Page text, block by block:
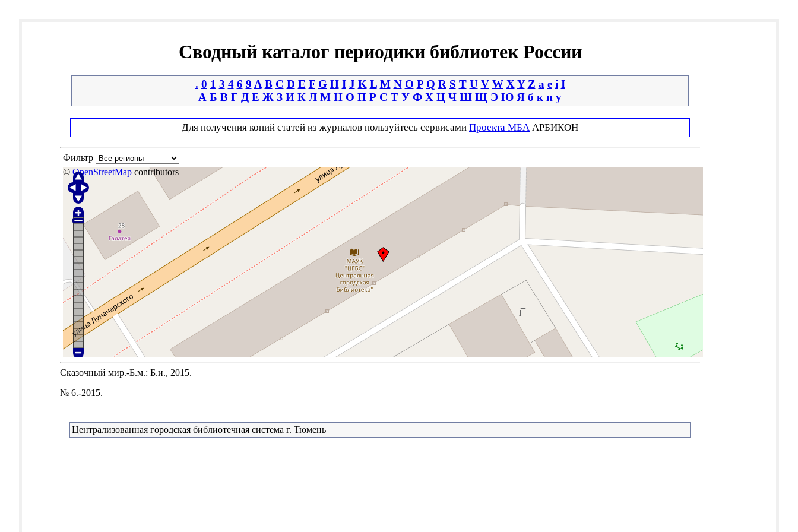
Сводный каталог периодики библиотек России
. 0 1 3 4 6 9 A B C D E F G H I J K L M N O P Q R S T U V W X Y Z a e i І
А Б В Г Д Е Ж З И К Л М Н О П Р С Т У Ф Х Ц Ч Ш Щ Э Ю Я б к п у
Для получения копий статей из журналов пользуйтесь сервисами Проекта МБА АРБИКОН
Фильтр
© OpenStreetMap contributors
Сказочный мир.-Б.м.: Б.и., 2015.
№ 6.-2015.
Централизованная городская библиотечная система г. Тюмень